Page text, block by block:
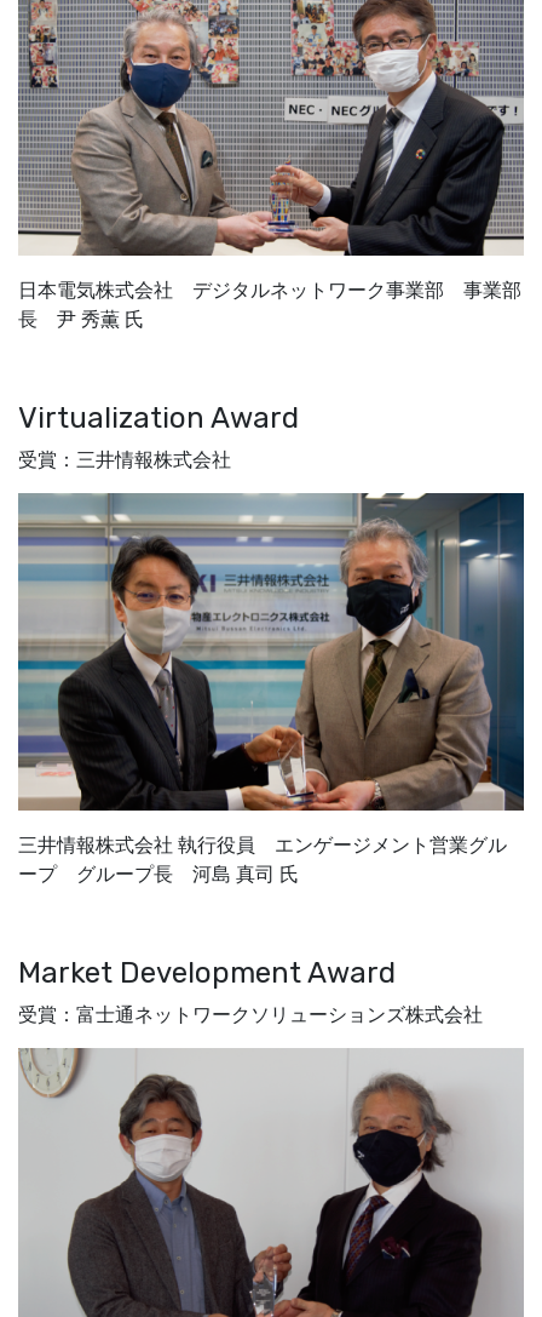
日本電気株式会社 デジタルネットワーク事業部 事業部
長 尹 秀薫 氏
Virtualization Award
受賞：三井情報株式会社
三井情報株式会社 執行役員 エンゲージメント営業グル
ープ グループ長 河島 真司 氏
Market Development Award
受賞：富士通ネットワークソリューションズ株式会社